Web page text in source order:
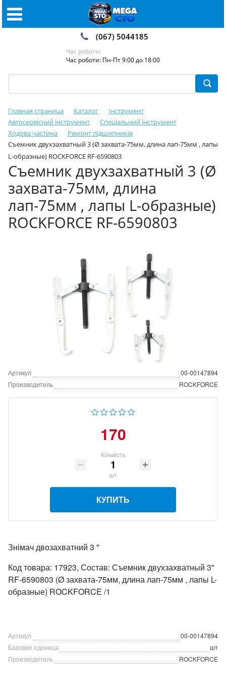
(067) 5044185
Час роботи:
Час роботи: Пн-Пт 9:00 до 18:00
Главная страница Каталог
Інструмент
Автосервісний інструмент
Спеціальний інструмент
Ходова частина
Ремонт підшипників
Съемник двухзахватный 3 (Ø захвата-75мм, длина лап-75мм , лапы
L-образные) ROCKFORCE RF-6590803
Съемник двухзахватный 3 (Ø
захвата-75мм, длина
лап-75мм , лапы L-образные)
ROCKFORCE RF-6590803
Артикул
00-00147894
Производитель
ROCKFORCE
170
Кількість
шт
КУПИТЬ
Знімач двозахватний 3 "
Код товара: 17923, Состав: Съемник двухзахватный 3"
RF-6590803 (Ø захвата-75мм, длина лап-75мм , лапы L-
образные) ROCKFORCE /1
Артикул
00-00147894
Базовая единица
шт
Производитель
ROCKFORCE